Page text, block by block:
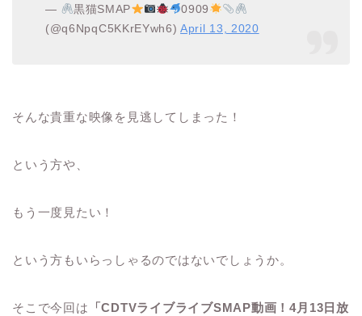
— 黒猫SMAP
0909
(@q6NpqC5KKrEYwh6)April 13, 2020
そんな貴重な映像を見逃してしまった！
という方や、
もう一度見たい！
という方もいらっしゃるのではないでしょうか。
そこで今回は 「CDTVライブライブSMAP動画！4月13日放